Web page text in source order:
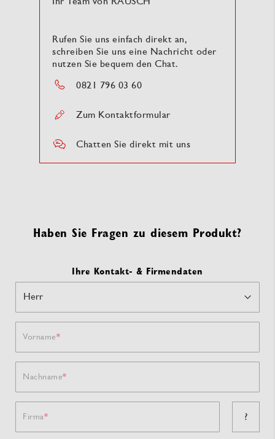
Rufen Sie uns einfach direkt an,
schreiben Sie uns eine Nachricht oder
nutzen Sie bequem den Chat.
0821 796 03 60
Zum Kontaktformular
Chatten Sie direkt mit uns
Haben Sie Fragen zu diesem Produkt?
Ihre Kontakt- & Firmendaten
Vorname
Nachname
Firma ?